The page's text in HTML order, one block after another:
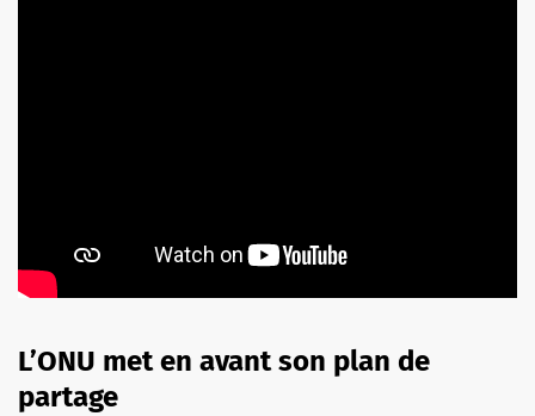
L’ONU met en avant son plan de
partage